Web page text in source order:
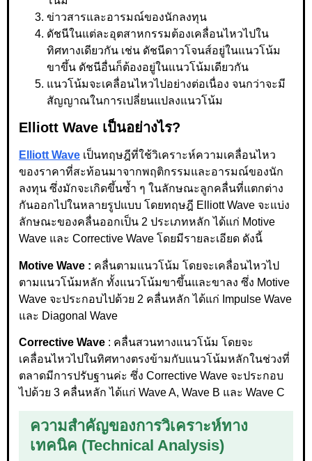
ข่าวสารและอารมณ์ของนักลงทุน
ดัชนีในแต่ละอุตสาหกรรมต้องเคลื่อนไหวไปใน
ทิศทางเดียวกัน เช่น ดัชนีดาวโจนส์อยู่ในแนวโน้ม
ขาขึ้น ดัชนีอื่นก็ต้องอยู่ในแนวโน้มเดียวกัน
แนวโน้มจะเคลื่อนไหวไปอย่างต่อเนื่อง จนกว่าจะมี
สัญญาณในการเปลี่ยนแปลงแนวโน้ม
Elliott Wave เป็นอย่างไร?
Elliott Wave เป็นทฤษฎีที่ใช้วิเคราะห์ความเคลื่อนไหว
ของราคาที่สะท้อนมาจากพฤติกรรมและอารมณ์ของนัก
ลงทุน ซึ่งมักจะเกิดขึ้นซ้ำ ๆ ในลักษณะลูกคลื่นที่แตกต่าง
กันออกไปในหลายรูปแบบ โดยทฤษฎี Elliott Wave จะแบ่ง
ลักษณะของคลื่นออกเป็น 2 ประเภทหลัก ได้แก่ Motive
Wave และ Corrective Wave โดยมีรายละเอียด ดังนี้
Motive Wave : คลื่นตามแนวโน้ม โดยจะเคลื่อนไหวไป
ตามแนวโน้มหลัก ทั้งแนวโน้มขาขึ้นและขาลง ซึ่ง Motive
Wave จะประกอบไปด้วย 2 คลื่นหลัก ได้แก่ Impulse Wave
และ Diagonal Wave
Corrective Wave : คลื่นสวนทางแนวโน้ม โดยจะ
เคลื่อนไหวไปในทิศทางตรงข้ามกับแนวโน้มหลักในช่วงที่
ตลาดมีการปรับฐานค่ะ ซึ่ง Corrective Wave จะประกอบ
ไปด้วย 3 คลื่นหลัก ได้แก่ Wave A, Wave B และ Wave C
ความสำคัญของการวิเคราะห์ทาง
เทคนิค (Technical Analysis)